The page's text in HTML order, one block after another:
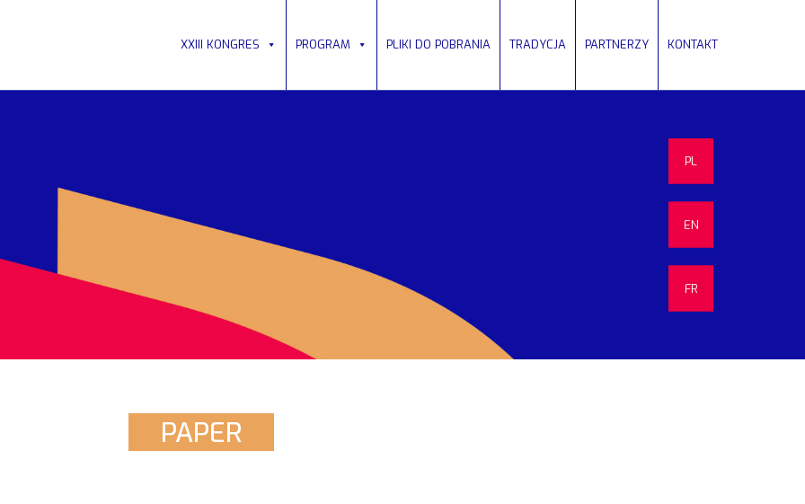
XXIII KONGRES PROGRAM PLIKI DO POBRANIA TRADYCJA PARTNERZY KONTAKT
PL
EN
FR
PAPER